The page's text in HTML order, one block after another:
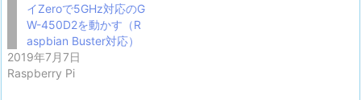
イZeroで5GHz対応のG
W-450D2を動かす（R
aspbian Buster対応）
2019年7月7日
Raspberry Pi